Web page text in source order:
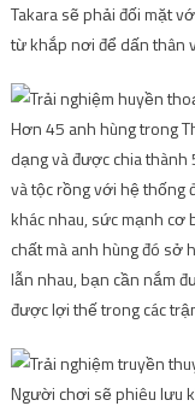
Takara sẽ phải đối mặt
từ khắp nơi để dấn thân
Hơn 45 anh hùng trong
dạng và được chia thành
và tộc rồng với hệ thống
khác nhau, sức mạnh cơ
chất mà anh hùng đó sở
lẫn nhau, bạn cần nắm
được lợi thế trong các
Người chơi sẽ phiêu lưu